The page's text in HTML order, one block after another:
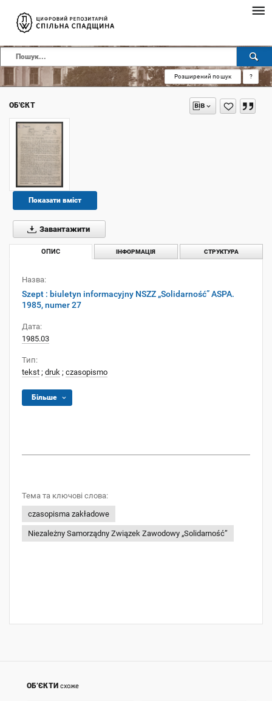
Розширений пошук ?
ОБ'ЄКТ
Показати вміст
Завантажити
ОПИС ІНФОРМАЦІЯ СТРУКТУРА
Назва:
Szept : biuletyn informacyjny NSZZ „Solidarność” ASPA.
1985, numer 27
Дата:
1985.03
Тип:
tekst ; druk ; czasopismo
Більше
Тема та ключові слова:
czasopisma zakładowe
Niezależny Samorządny Związek Zawodowy „Solidarność”
ОБ’ЄКТИ схоже